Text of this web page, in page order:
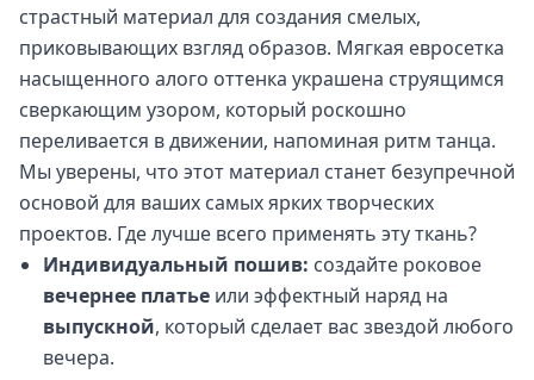
страстный материал для создания смелых,
приковывающих взгляд образов. Мягкая евросетка
насыщенного алого оттенка украшена струящимся
сверкающим узором, который роскошно
переливается в движении, напоминая ритм танца.
Мы уверены, что этот материал станет безупречной
основой для ваших самых ярких творческих
проектов. Где лучше всего применять эту ткань?
Индивидуальный пошив: создайте роковое
вечернее платье или эффектный наряд на
выпускной, который сделает вас звездой любого
вечера.